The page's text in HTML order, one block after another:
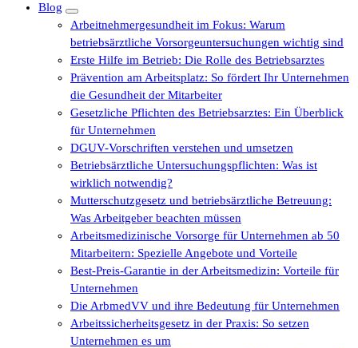
Blog
Arbeitnehmergesundheit im Fokus: Warum
betriebsärztliche Vorsorgeuntersuchungen wichtig sind
Erste Hilfe im Betrieb: Die Rolle des Betriebsarztes
Prävention am Arbeitsplatz: So fördert Ihr Unternehmen
die Gesundheit der Mitarbeiter
Gesetzliche Pflichten des Betriebsarztes: Ein Überblick
für Unternehmen
DGUV-Vorschriften verstehen und umsetzen
Betriebsärztliche Untersuchungspflichten: Was ist
wirklich notwendig?
Mutterschutzgesetz und betriebsärztliche Betreuung:
Was Arbeitgeber beachten müssen
Arbeitsmedizinische Vorsorge für Unternehmen ab 50
Mitarbeitern: Spezielle Angebote und Vorteile
Best-Preis-Garantie in der Arbeitsmedizin: Vorteile für
Unternehmen
Die ArbmedVV und ihre Bedeutung für Unternehmen
Arbeitssicherheitsgesetz in der Praxis: So setzen
Unternehmen es um